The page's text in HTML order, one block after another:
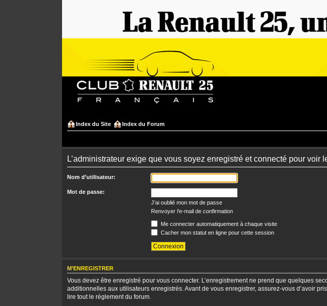
Index du Site Index du Forum
L’administrateur exige que vous soyez enregistré et connecté pour voir
Nom d’utilisateur:
Mot de passe:
J’ai oublié mon mot de passe
Renvoyer l’e-mail de confirmation
Me connecter automatiquement à chaque visite
Cacher mon statut en ligne pour cette session
M’ENREGISTRER
Vous devez être enregistré pour vous connecter. L’enregistrement ne prend que quelques
additionnelles aux utilisateurs enregistrés. Avant de vous enregistrer, assurez-vous d’avoir
lire tout le règlement du forum.